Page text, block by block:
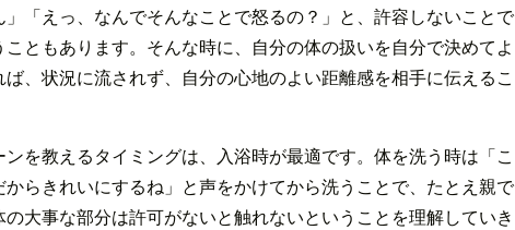
「えっ、なんでそんなことで怒るの？」と、許容しないことで
ともあります。そんな時に、自分の体の扱いを自分で決めてよ
、状況に流されず、自分の心地のよい距離感を相手に伝えるこ
を教えるタイミングは、入浴時が最適です。体を洗う時は「こ
からきれいにするね」と声をかけてから洗うことで、たとえ親で
大事な部分は許可がないと触れないということを理解していき